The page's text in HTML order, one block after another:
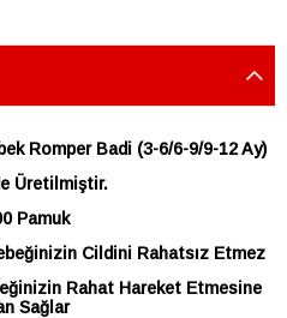
Romper Badi (3-6/6-9/9-12 Ay)
Üretilmiştir.
Pamuk
Cildini Rahatsız Etmez
Rahat Hareket Etmesine
Sağlar